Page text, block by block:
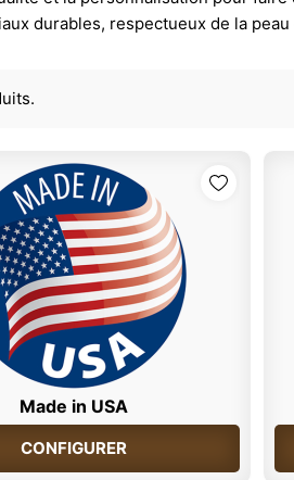
durables, respectueux de la
Made in USA
CONFIGURER